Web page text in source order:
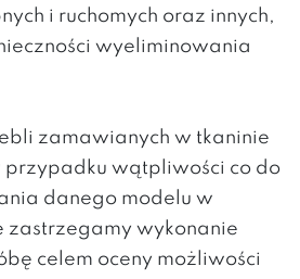
i ruchomych oraz innych,
wyeliminowania
zamawianych w tkaninie
wątpliwości co do
danego modelu w
zastrzegamy wykonanie
celem oceny możliwości